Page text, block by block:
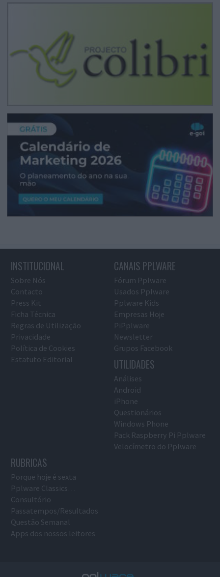
INSTITUCIONAL
Sobre Nós
Contacto
Press Kit
Ficha Técnica
Regras de Utilização
Privacidade
Política de Cookies
Estatuto Editorial
CANAIS PPLWARE
Fórum Pplware
Usados Pplware
Pplware Kids
Empresas Hoje
PiPplware
Newsletter
Grupos Facebook
UTILIDADES
Análises
Android
iPhone
Questionários
Windows Phone
Pack Raspberry Pi Pplware
Velocímetro do Pplware
RUBRICAS
Porque hoje é sexta
Pplware Classics…
Consultório
Passatempos/Resultados
Questão Semanal
Apps dos nossos leitores